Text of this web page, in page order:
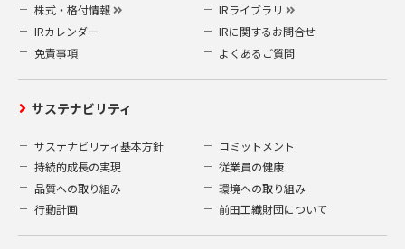
株式・格付情報
IRライブラリ
IRカレンダー
IRに関するお問合せ
免責事項
よくあるご質問
サステナビリティ
サステナビリティ基本方針
コミットメント
持続的成長の実現
従業員の健康
品質への取り組み
環境への取り組み
行動計画
前田工繊財団について